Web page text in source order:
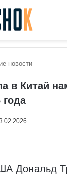
новости
в Китай
года
Дональд